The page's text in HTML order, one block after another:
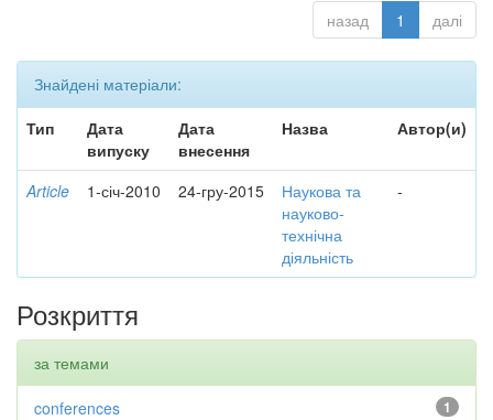
назад 1 далі
Знайдені матеріали:
Тип
Дата
випуску
Дата
внесення
Назва Автор(и)
Article 1-січ-2010 24-гру-2015
Наукова та
науково-
технічна
діяльність
-
Розкриття
за темами
1
conferences